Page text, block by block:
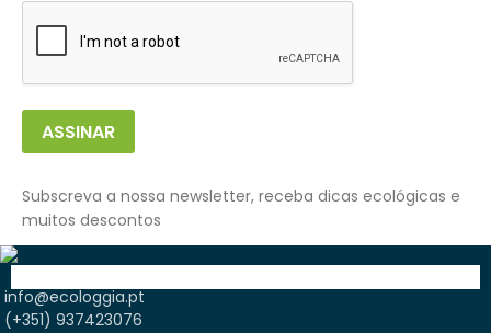
ASSINAR
Subscreva a nossa newsletter, receba dicas ecológicas e
muitos descontos
info@ecologgia.pt
(+351) 937423076